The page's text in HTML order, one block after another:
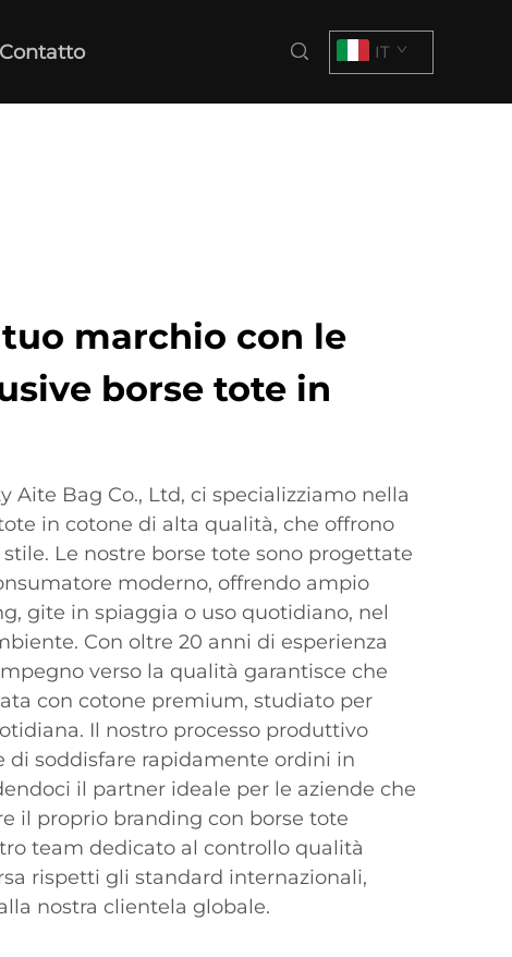
Contatto IT
marchio con le
borse tote in
Aite Bag Co., Ltd, ci specializziamo nella
in cotone di alta qualità, che offrono
Le nostre borse tote sono progettate
moderno, offrendo ampio
gite in spiaggia o uso quotidiano, nel
Con oltre 20 anni di esperienza
verso la qualità garantisce che
con cotone premium, studiato per
Il nostro processo produttivo
di soddisfare rapidamente ordini in
il partner ideale per le aziende che
il proprio branding con borse tote
team dedicato al controllo qualità
rispetti gli standard internazionali,
nostra clientela globale.